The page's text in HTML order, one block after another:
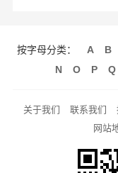
按字母分类： A B
N
O P Q
关于我们 联系我们
网站